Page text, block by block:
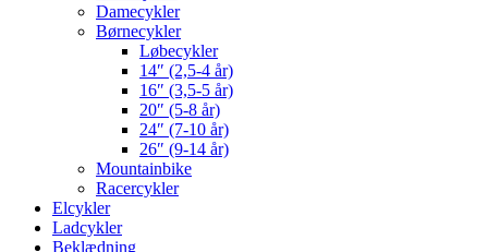
Damecykler
Børnecykler
Løbecykler
14″ (2,5-4 år)
16″ (3,5-5 år)
20″ (5-8 år)
24″ (7-10 år)
26″ (9-14 år)
Mountainbike
Racercykler
Elcykler
Ladcykler
Beklædning